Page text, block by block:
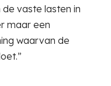
vaste lasten in
maar een
waarvan de